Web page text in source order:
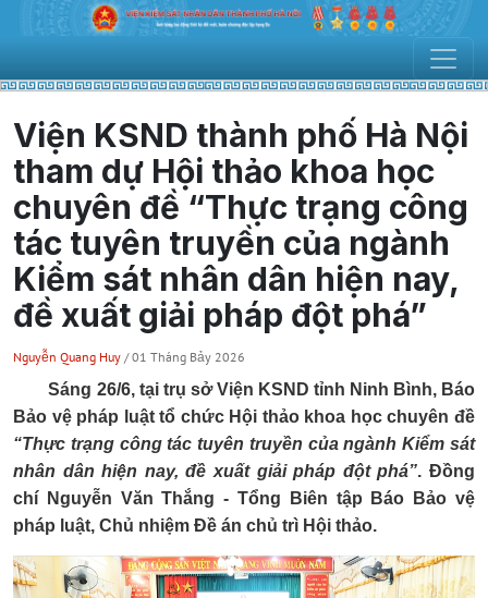
Viện KSND thành phố Hà Nội
tham dự Hội thảo khoa học
chuyên đề “Thực trạng công
tác tuyên truyền của ngành
Kiểm sát nhân dân hiện nay,
đề xuất giải pháp đột phá”
Nguyễn Quang Huy / 01 Tháng Bảy 2026
Sáng 26/6, tại trụ sở Viện KSND tỉnh Ninh Bình, Báo
Bảo vệ pháp luật tổ chức Hội thảo khoa học chuyên đề
“Thực trạng công tác tuyên truyền của ngành Kiểm sát
nhân dân hiện nay, đề xuất giải pháp đột phá”. Đồng
chí Nguyễn Văn Thắng - Tổng Biên tập Báo Bảo vệ
pháp luật, Chủ nhiệm Đề án chủ trì Hội thảo.